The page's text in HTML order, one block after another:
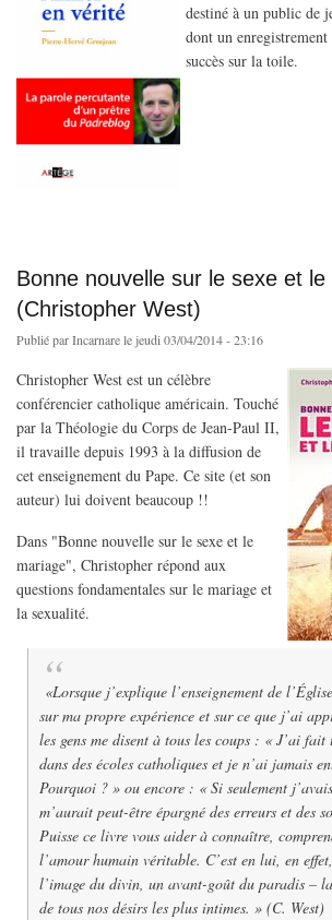
destiné à un public de
dont un
succès sur la toile.
Bonne nouvelle sur le sexe et le
(Christopher West)
Publié parIncarnarele jeudi 03/04/2014 - 23:16
Christopher West est un célèbre
conférencier catholique américain. Touché
par la Théologie du Corps de Jean-Paul II,
il travaille depuis 1993 à la diffusion de
cet enseignement du Pape. Ce site (et son
auteur) lui doivent beaucoup !!
Dans "Bonne nouvelle sur le sexe et le
mariage", Christopher répond aux
questions fondamentales sur le mariage et
la sexualité.
«Lorsque j’explique l’enseignement de
sur ma propre expérience et sur ce que j’ai
les gens me disent à tous les coups : « J’ai
dans des écoles catholiques et je n’ai jamais
Pourquoi ? » ou encore : « Si seulement
m’aurait peut-être épargné des erreurs et des
Puisse ce livre vous aider à connaître,
l’amour humain véritable. C’est en lui, en
l’image du divin, un avant-goût du paradis –
de tous nos désirs les plus intimes. » (C. West)